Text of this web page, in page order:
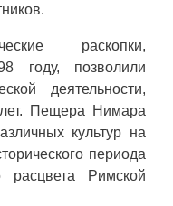
раскопки,
году, позволили
деятельности,
Пещера Нимара
культур на
периода
Римской